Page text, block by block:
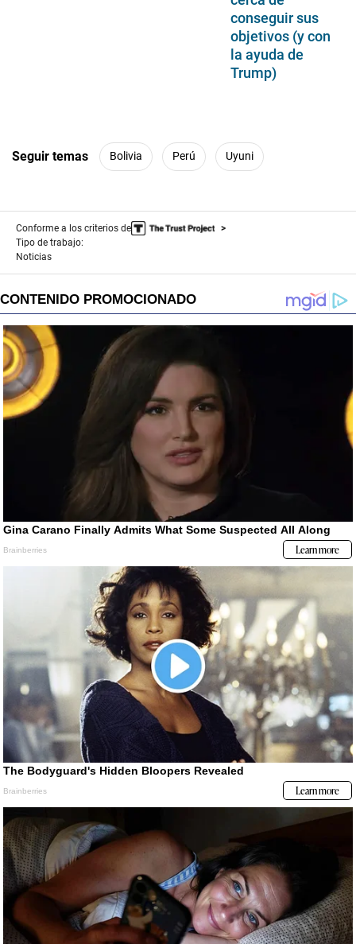
conseguir sus
objetivos (y con
la ayuda de
Trump)
Seguir temas Bolivia Perú Uyuni
Conforme a los criterios de
Tipo de trabajo:
Noticias